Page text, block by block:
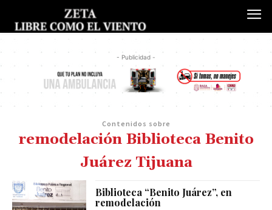
- Publicidad -
Contenidos sobre
remodelación Biblioteca Benito
Juárez Tijuana
Biblioteca “Benito Juárez”, en
remodelación